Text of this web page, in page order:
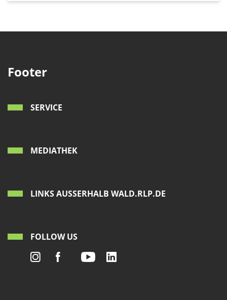
Footer
SERVICE
MEDIATHEK
LINKS AUSSERHALB WALD.RLP.DE
FOLLOW US